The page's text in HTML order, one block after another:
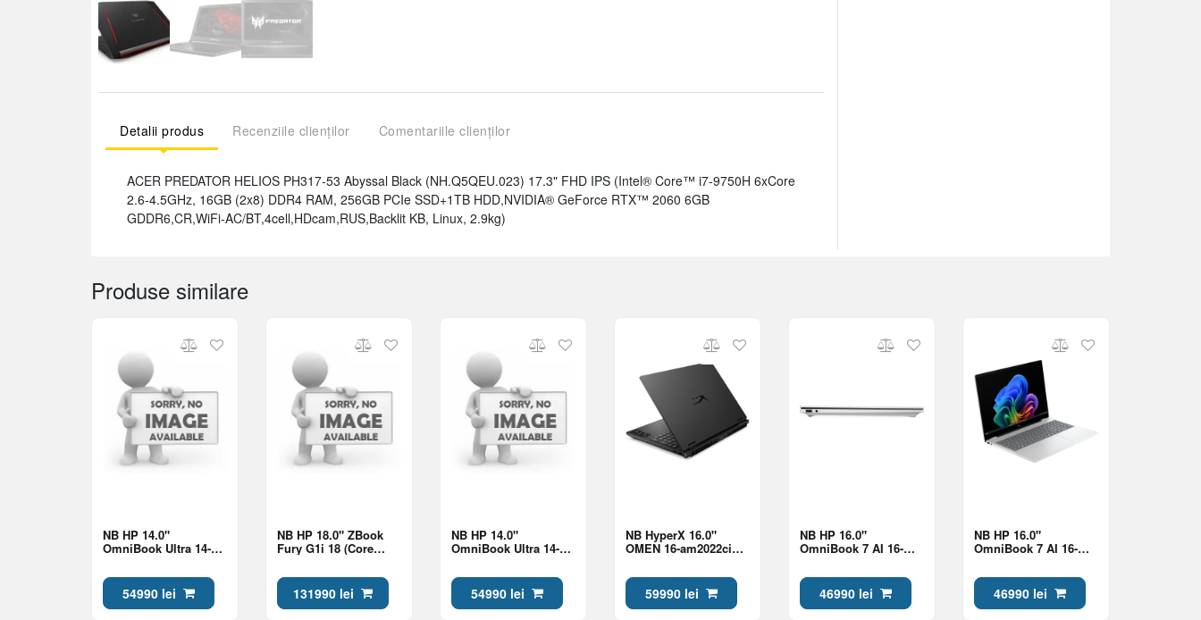
Detalii produs Recenziile clienților Comentariile clienților
ACER PREDATOR HELIOS PH317-53 Abyssal Black (NH.Q5QEU.023) 17.3" FHD IPS (Intel® Core™ i7-9750H 6xCore
2.6-4.5GHz, 16GB (2x8) DDR4 RAM, 256GB PCIe SSD+1TB HDD,NVIDIA® GeForce RTX™ 2060 6GB
GDDR6,CR,WiFi-AC/BT,4cell,HDcam,RUS,Backlit KB, Linux, 2.9kg)
Produse similare
NB HP 14.0"
OmniBook Ultra 14-
Ultra 7 356H 32Gb 1Tb
Win 11)54990 lei
NB HP 18.0" ZBook
Fury G1i 18 (Core
2Tb RTX Pro 2000
8Gb Win 11)
131990 lei
NB HP 14.0"
OmniBook Ultra 14-
Ultra 7 356H 32Gb 1Tb
Win 11)54990 lei
NB HyperX 16.0"
OMEN 16-am2022ci
270HX Plus 24Gb 1Tb
5060 8Gb)
59990 lei
NB HP 16.0"
OmniBook 7 AI 16-
Ultra 7 356H 24Gb 1Tb
Win 11)46990 lei
NB HP 16.0"
OmniBook 7 AI 16-
Ultra 7 356H 24Gb 1Tb
Win 11)46990 lei